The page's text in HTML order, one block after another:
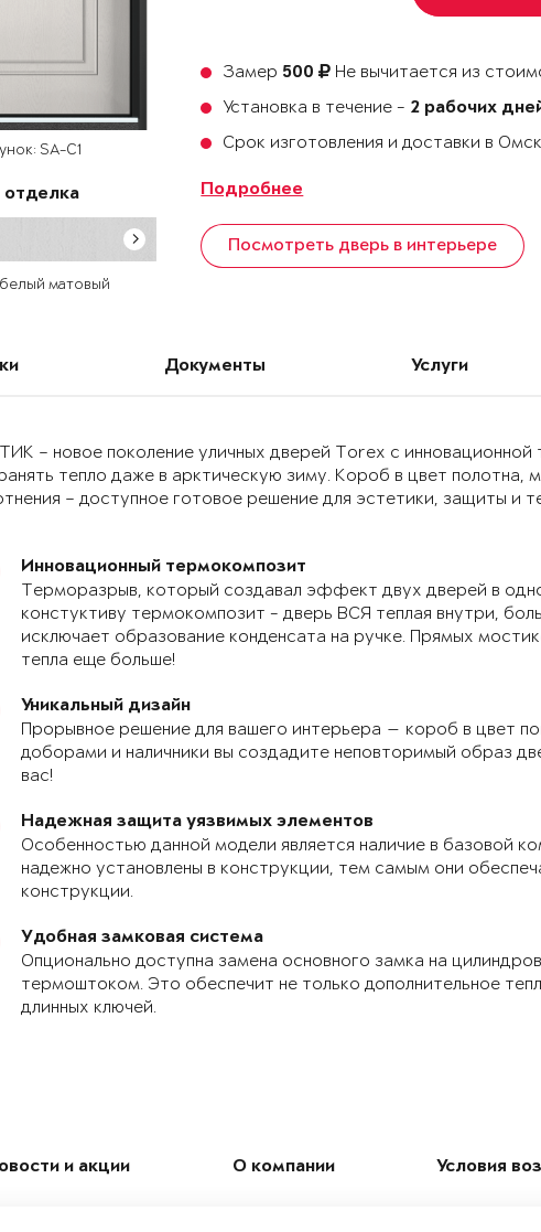
SA-C1
отделка
матовый
Замер 500
Не вычитается из
Установка в течение - 2 рабочих
Срок изготовления и доставки в
Подробнее
Посмотреть дверь в интерьере
Документы Услуги
– новое поколение уличных дверей Torex с
тепло даже в арктическую зиму. Короб в цвет полотна,
– доступное готовое решение для эстетики, защиты и
Инновационный термокомпозит
Терморазрыв, который создавал эффект двух дверей в
констуктиву термокомпозит - дверь ВСЯ теплая внутри,
исключает образование конденсата на ручке. Прямых
тепла еще больше!
Уникальный дизайн
Прорывное решение для вашего интерьера — короб в цвет
доборами и наличники вы создадите неповторимый образ
вас!
Надежная защита уязвимых элементов
Особенностью данной модели является наличие в базовой
надежно установлены в конструкции, тем самым они
конструкции.
Удобная замковая система
Опционально доступна замена основного замка на
термоштоком. Это обеспечит не только дополнительное
длинных ключей.
и акции О компании Условия